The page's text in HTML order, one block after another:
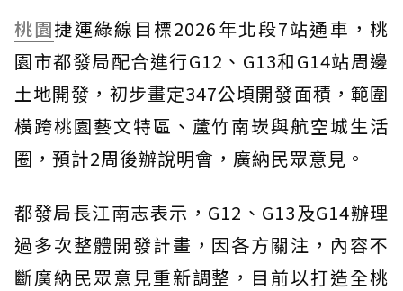
桃園捷運綠線目標2026年北段7站通車，桃
園市都發局配合進行G12、G13和G14站周邊
土地開發，初步畫定347公頃開發面積，範圍
橫跨桃園藝文特區、蘆竹南崁與航空城生活
圈，預計2周後辦說明會，廣納民眾意見。
都發局長江南志表示，G12、G13及G14辦理
過多次整體開發計畫，因各方關注，內容不
斷廣納民眾意見重新調整，目前以打造全桃